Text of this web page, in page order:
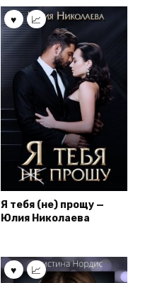
Я тебя (не) прощу —
Юлия Николаева